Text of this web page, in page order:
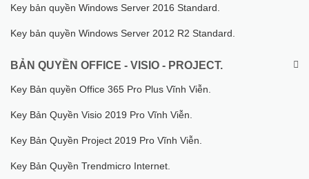
Key bản quyền Windows Server 2016 Standard.
Key bản quyền Windows Server 2012 R2 Standard.
BẢN QUYỀN OFFICE - VISIO - PROJECT.
Key Bản quyền Office 365 Pro Plus Vĩnh Viễn.
Key Bản Quyền Visio 2019 Pro Vĩnh Viễn.
Key Bản Quyền Project 2019 Pro Vĩnh Viễn.
Key Bản Quyền Trendmicro Internet.